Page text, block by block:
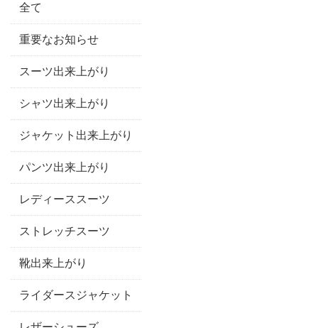
全て
重要なお知らせ
スーツ出来上がり
シャツ出来上がり
ジャケット出来上がり
パンツ出来上がり
レディーススーツ
ストレッチスーツ
靴出来上がり
ライダースジャケット